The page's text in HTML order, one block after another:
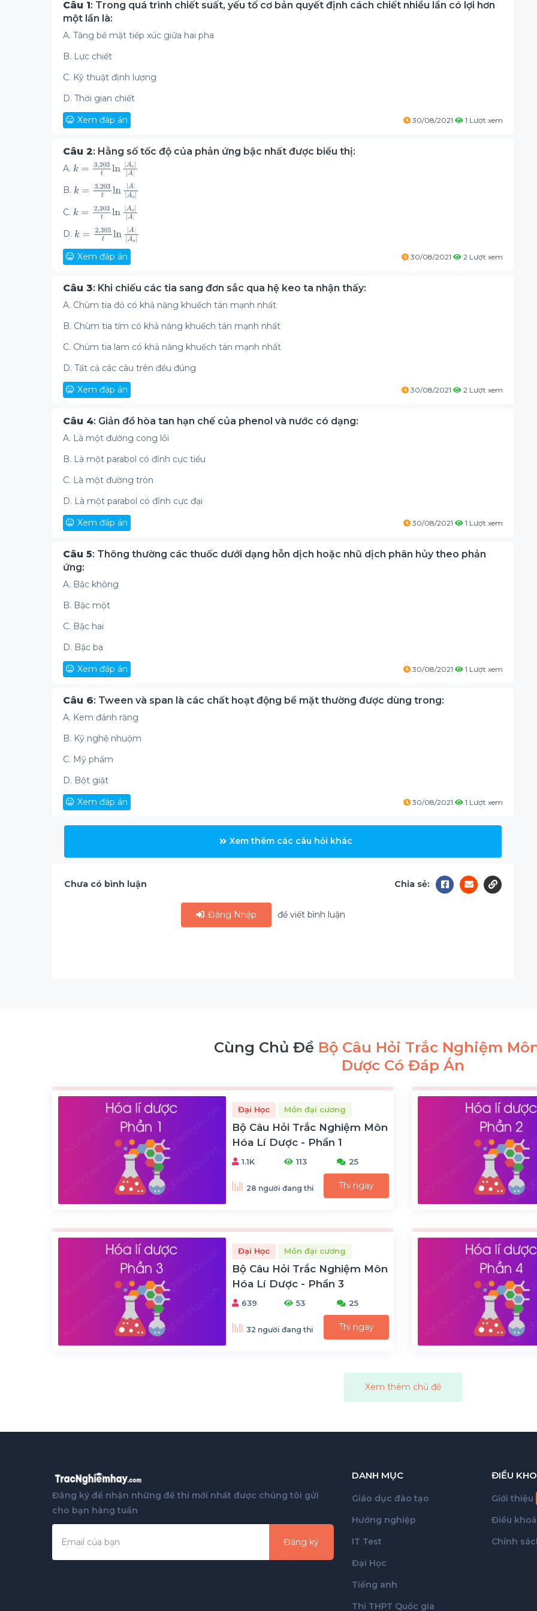
Câu 1: Trong quá trình chiết suất, yếu tố cơ bản quyết định cách chiết nhiều lần có lợi hơn
một lần là:
A. Tăng bề mặt tiếp xúc giữa hai pha
B. Lực chiết
C. Kỹ thuật định lượng
D. Thời gian chiết
Xem đáp án
30/08/2021 1 Lượt xem
Câu 2: Hằng số tốc độ của phản ứng bậc nhất được biểu thị:
A.
B.
C.
D.
Xem đáp án 30/08/2021 2 Lượt xem
Câu 3: Khi chiếu các tia sang đơn sắc qua hệ keo ta nhận thấy:
A. Chùm tia đỏ có khả năng khuếch tán mạnh nhất
B. Chùm tia tím có khả năng khuếch tán mạnh nhất
C. Chùm tia lam có khả năng khuếch tán mạnh nhất
D. Tất cả các câu trên đều đúng
Xem đáp án
30/08/2021 2 Lượt xem
Câu 4: Giản đồ hòa tan hạn chế của phenol và nước có dạng:
A. Là một đường cong lồi
B. Là một parabol có đỉnh cực tiểu
C. Là một đường tròn
D. Là một parabol có đỉnh cực đại
Xem đáp án
30/08/2021 1 Lượt xem
Câu 5: Thông thường các thuốc dưới dạng hỗn dịch hoặc nhũ dịch phân hủy theo phản
ứng:
A. Bậc không
B. Bậc một
C. Bậc hai
D. Bậc ba
Xem đáp án
30/08/2021 1 Lượt xem
Câu 6: Tween và span là các chất hoạt động bề mặt thường được dùng trong:
A. Kem đánh răng
B. Kỹ nghệ nhuộm
C. Mỹ phẩm
D. Bột giặt
Xem đáp án
30/08/2021 1 Lượt xem
Xem thêm các câu hỏi khác
Chưa có bình luận Chia sẻ:
Đăng Nhập để viết bình luận
Cùng Chủ Đề Bộ Câu Hỏi Trắc Nghiệm
Dược Có Đáp Án
Đại Học Môn đại cương
Bộ Câu Hỏi Trắc Nghiệm Môn
Hóa Lí Dược - Phần 1
1.1K 113 25
28 người đang thi Thi ngay
Đại Học Môn đại cương
Bộ Câu Hỏi Trắc Nghiệm Môn
Hóa Lí Dược - Phần 3
639 53 25
32 người đang thi Thi ngay
Xem thêm chủ đề
Đăng ký để nhận những đề thi mới nhất được chúng tôi gửi
cho bạn hàng tuần
Đăng ký
DANH MỤC
Giáo dục đào tạo
Hướng nghiệp
IT Test
Đại Học
Tiếng anh
Thi THPT Quốc gia
ĐIỀU
Giới thiệu
Điều
Chính